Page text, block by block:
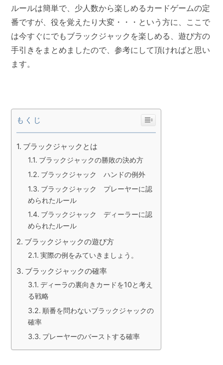
ルールは簡単で、少人数から楽しめるカードゲームの定
番ですが、役を覚えたり大変・・・という方に、ここで
は今すぐにでもブラックジャックを楽しめる、遊び方の
手引きをまとめましたので、参考にして頂ければと思い
ます。
もくじ
ブラックジャックとは
ブラックジャックの勝敗の決め方
ブラックジャック ハンドの例外
ブラックジャック プレーヤーに認
められたルール
ブラックジャック ディーラーに認
められたルール
ブラックジャックの遊び方
実際の例をみていきましょう。
ブラックジャックの確率
ディーラの裏向きカードを10と考え
る戦略
順番を問わないブラックジャックの
確率
プレーヤーのバーストする確率